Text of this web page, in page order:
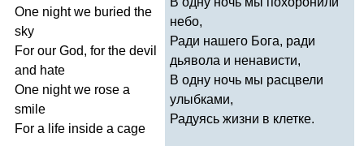
One night we buried the
sky
For our God, for the devil
and hate
One night we rose a
smile
For a life inside a cage
небо,
Ради нашего Бога, ради
дьявола и ненависти,
В одну ночь мы расцвели
улыбками,
Радуясь жизни в клетке.